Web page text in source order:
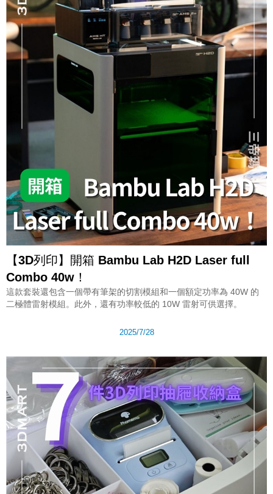
【3D列印】開箱 Bambu Lab H2D Laser full
Combo 40w！
這款套裝還包含一個帶有筆架的切割模組和一個額定功率為 40W 的
二極體雷射模組。此外，還有功率較低的 10W 雷射可供選擇。
2025/7/28